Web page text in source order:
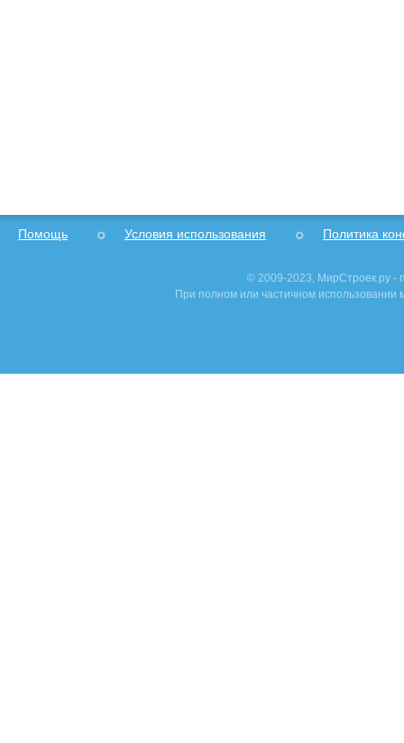
Помощь Условия использования Политика
© 2009-2023, МирСтроек.ру -
При полном или частичном использовании